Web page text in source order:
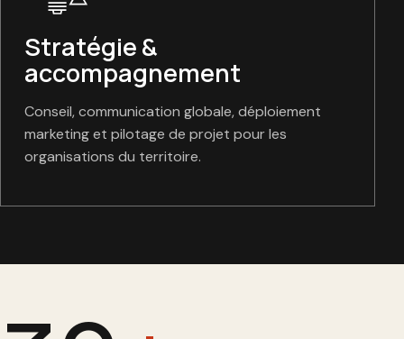
Stratégie &
accompagnement
Conseil, communication globale, déploiement
marketing et pilotage de projet pour les
organisations du territoire.